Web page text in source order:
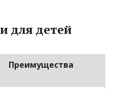
для детей
Преимущества